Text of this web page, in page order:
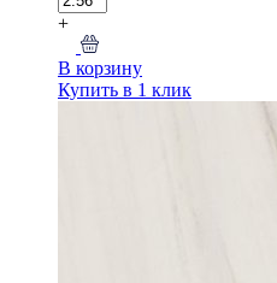
+
В корзину
Купить в 1 клик